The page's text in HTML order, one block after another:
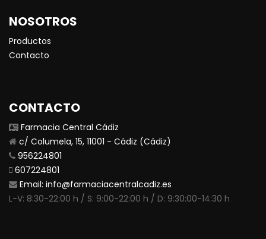
NOSOTROS
Productos
Contacto
CONTACTO
Farmacia Central Cádiz
c/ Columela, 15, 11001 - Cádiz (Cádiz)
956224801
607224801
Email: info@farmaciacentralcadiz.es
L-V: 8:30-22:00 h / S: 9:00-22:00 h / D: 9:30:00-14:30 h